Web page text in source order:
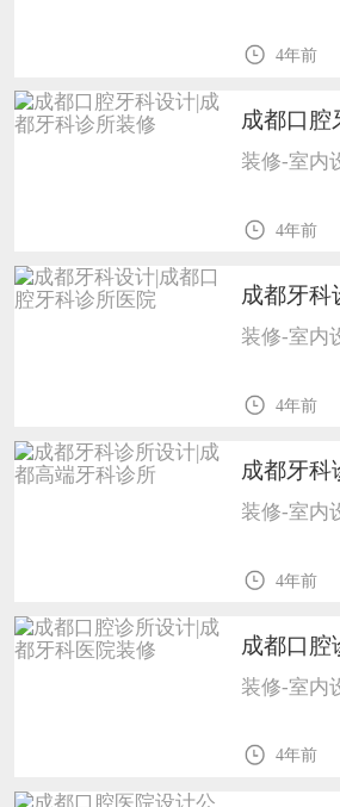
4年前
装修-室内
4年前
装修-室内
4年前
装修-室内
4年前
装修-室内
4年前